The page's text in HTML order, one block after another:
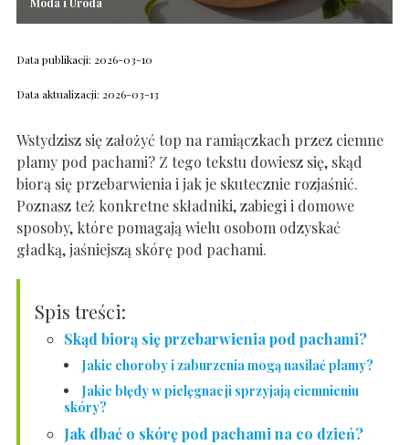
Moda i Uroda
Data publikacji: 2026-03-10
Data aktualizacji: 2026-03-13
Wstydzisz się założyć top na ramiączkach przez ciemne
plamy pod pachami? Z tego tekstu dowiesz się, skąd
biorą się przebarwienia i jak je skutecznie rozjaśnić.
Poznasz też konkretne składniki, zabiegi i domowe
sposoby, które pomagają wielu osobom odzyskać
gładką, jaśniejszą skórę pod pachami.
Spis treści:
Skąd biorą się przebarwienia pod pachami?
Jakie choroby i zaburzenia mogą nasilać plamy?
Jakie błędy w pielęgnacji sprzyjają ciemnieniu
skóry?
Jak dbać o skórę pod pachami na co dzień?